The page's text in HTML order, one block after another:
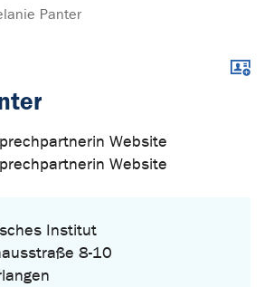
Panter
Website
Website
Institut
8-10